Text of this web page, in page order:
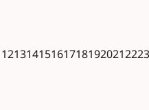
121314151617181920212223